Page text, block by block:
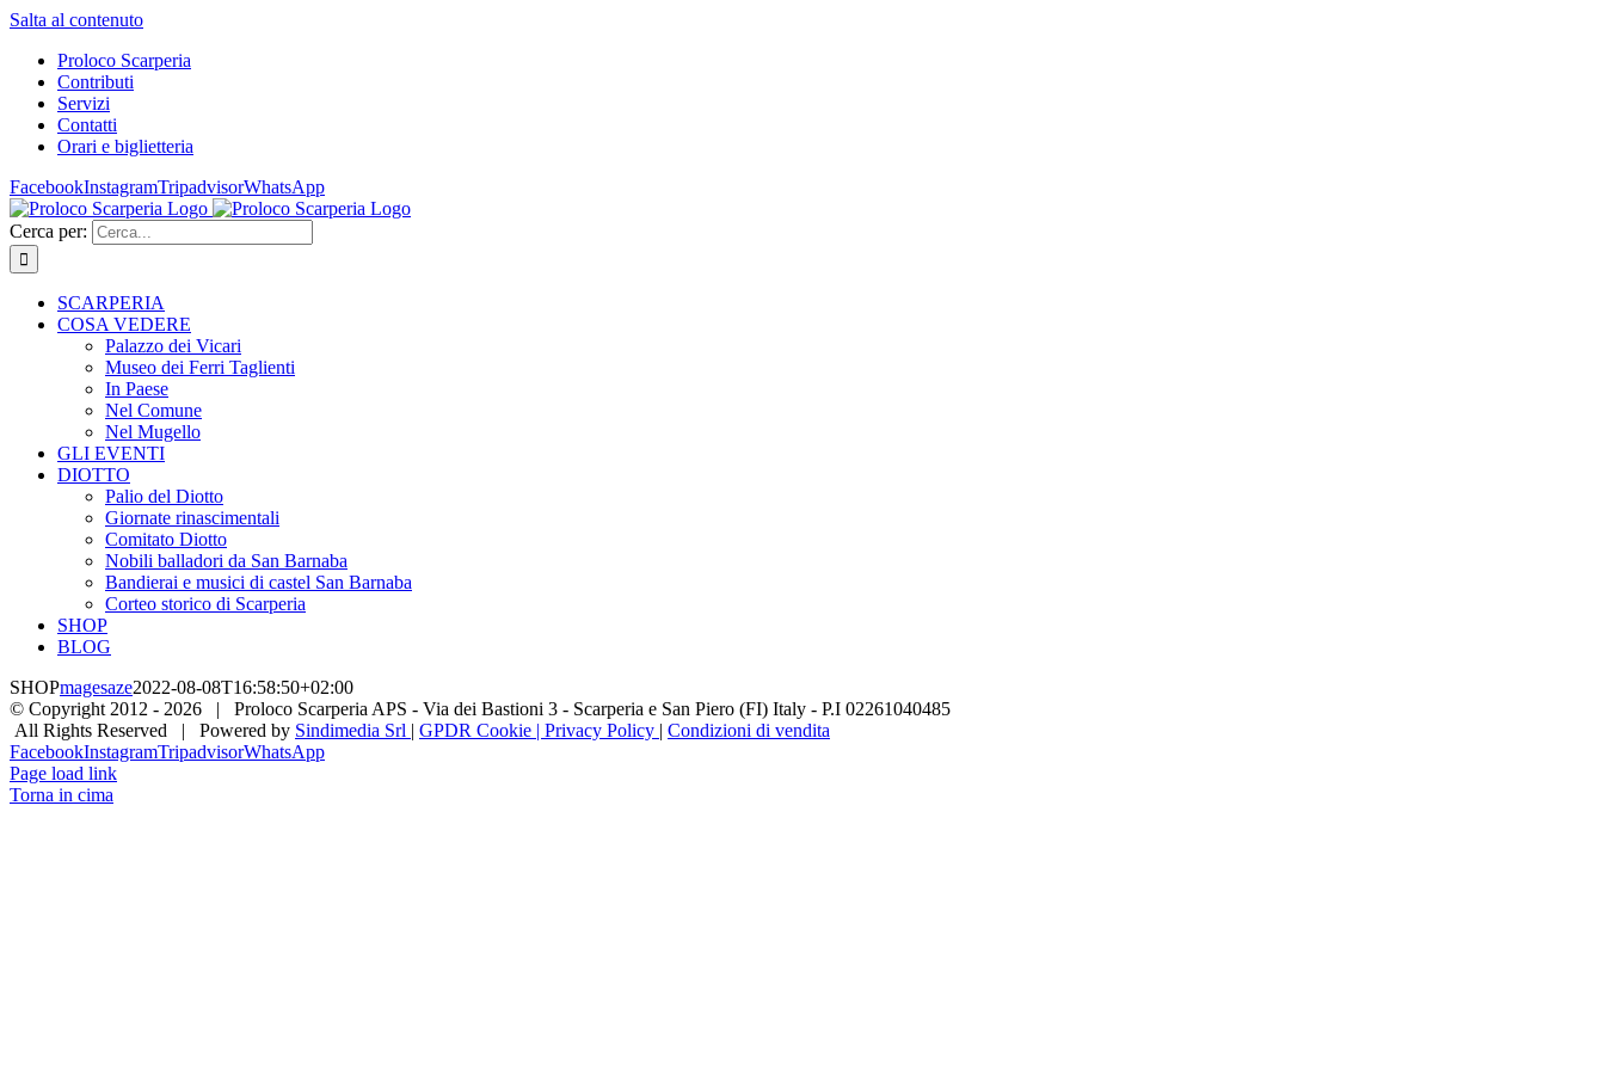
Salta al contenuto
Proloco Scarperia
Contributi
Servizi
Contatti
Orari e biglietteria
FacebookInstagramTripadvisorWhatsApp
Cerca per:
SCARPERIA
COSA VEDERE
Palazzo dei Vicari
Museo dei Ferri Taglienti
In Paese
Nel Comune
Nel Mugello
GLI EVENTI
DIOTTO
Palio del Diotto
Giornate rinascimentali
Comitato Diotto
Nobili balladori da San Barnaba
Bandierai e musici di castel San Barnaba
Corteo storico di Scarperia
SHOP
BLOG
SHOPmagesaze2022-08-08T16:58:50+02:00
© Copyright 2012 - 2026 | Proloco Scarperia APS - Via dei Bastioni 3 - Scarperia e San Piero (FI) Italy - P.I 02261040485
All Rights Reserved | Powered by Sindimedia Srl | GPDR Cookie | Privacy Policy | Condizioni di vendita
FacebookInstagramTripadvisorWhatsApp
Page load link
Torna in cima